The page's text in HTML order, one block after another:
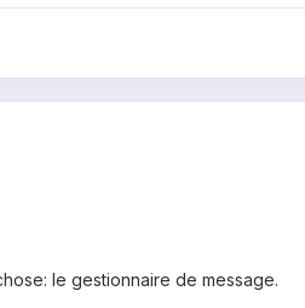
le gestionnaire de message.